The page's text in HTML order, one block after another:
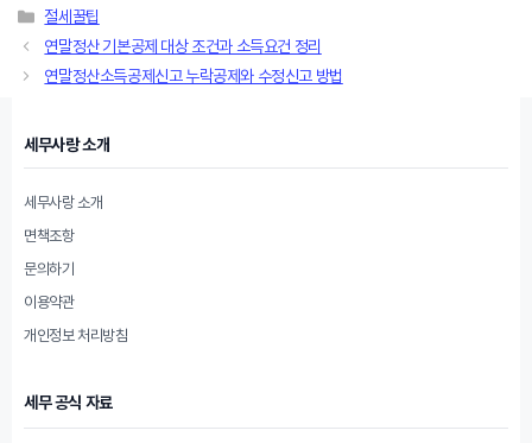
카
테
리
절세꿀팁
연말정산 기본공제 대상 조건과 소득요건 정리
연말정산소득공제신고 누락공제와 수정신고 방법
세무사랑 소개
세무사랑 소개
면책조항
문의하기
이용약관
개인정보 처리방침
세무 공식 자료